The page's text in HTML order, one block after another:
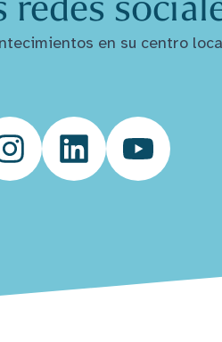
en su centro
LinkedIn YouTube